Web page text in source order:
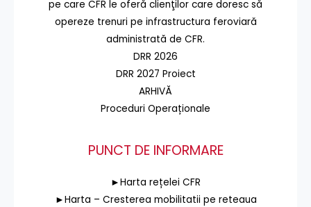
pe care CFR le oferă clienţilor care doresc să
opereze trenuri pe infrastructura feroviară
administrată de CFR.
DRR 2026
DRR 2027 Proiect
ARHIVĂ
Proceduri Operaționale
PUNCT DE INFORMARE
►Harta rețelei CFR
►Harta – Cresterea mobilitatii pe reteaua